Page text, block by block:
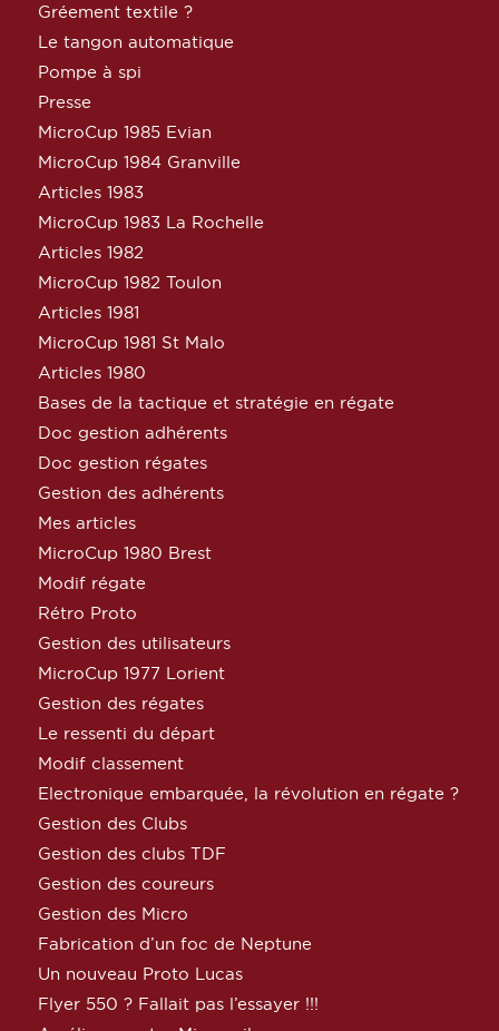
Gréement textile ?
Le tangon automatique
Pompe à spi
Presse
MicroCup 1985 Evian
MicroCup 1984 Granville
Articles 1983
MicroCup 1983 La Rochelle
Articles 1982
MicroCup 1982 Toulon
Articles 1981
MicroCup 1981 St Malo
Articles 1980
Bases de la tactique et stratégie en régate
Doc gestion adhérents
Doc gestion régates
Gestion des adhérents
Mes articles
MicroCup 1980 Brest
Modif régate
Rétro Proto
Gestion des utilisateurs
MicroCup 1977 Lorient
Gestion des régates
Le ressenti du départ
Modif classement
Electronique embarquée, la révolution en régate ?
Gestion des Clubs
Gestion des clubs TDF
Gestion des coureurs
Gestion des Micro
Fabrication d’un foc de Neptune
Un nouveau Proto Lucas
Flyer 550 ? Fallait pas l’essayer !!!